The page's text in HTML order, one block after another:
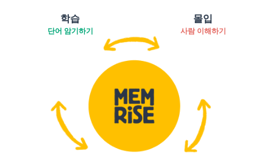
학습
단어 암기하기
몰입
사람 이해하기